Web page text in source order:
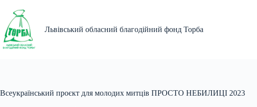
вмісту
Львівський обласний благодійний фонд Торба
Всеукраїнський проєкт для молодих митців ПРОСТО НЕБИЛИЦІ 2023